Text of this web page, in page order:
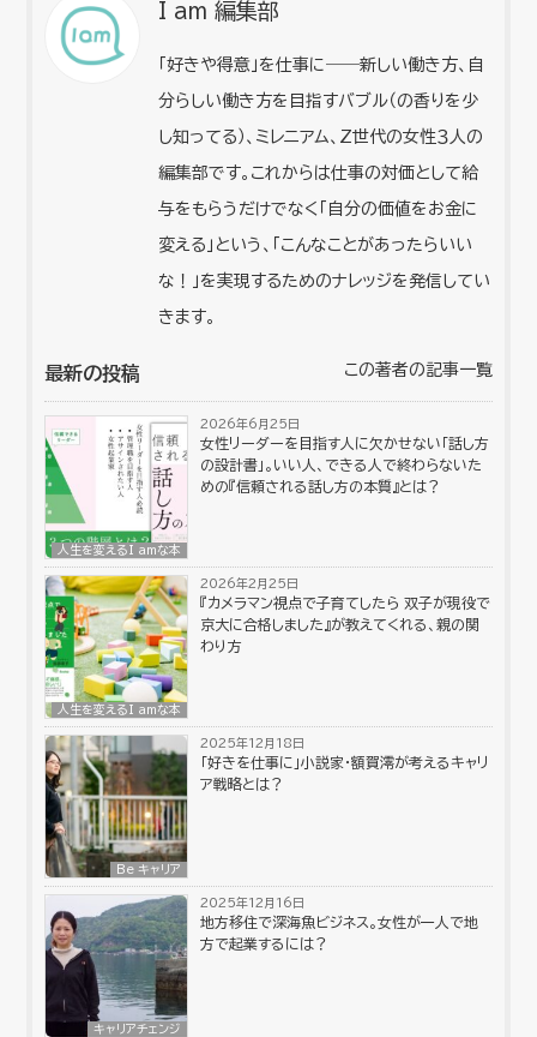
I am 編集部
「好きや得意」を仕事に――新しい働き方、自
分らしい働き方を目指すバブル（の香りを少
し知ってる）、ミレニアム、Z世代の女性３人の
編集部です。これからは仕事の対価として給
与をもらうだけでなく「自分の価値をお金に
変える」という、「こんなことがあったらいい
な！」を実現するためのナレッジを発信してい
きます。
最新の投稿 この著者の記事一覧
人生を変えるI amな本
2026年6月25日
女性リーダーを目指す人に欠かせない「話し方
の設計書」。いい人、できる人で終わらないた
めの『信頼される話し方の本質』とは？
人生を変えるI amな本
2026年2月25日
『カメラマン視点で子育てしたら 双子が現役で
京大に合格しました』が教えてくれる、親の関
わり方
Be キャリア
2025年12月18日
「好きを仕事に」小説家・額賀澪が考えるキャリ
ア戦略とは？
キャリアチェンジ
2025年12月16日
地方移住で深海魚ビジネス。女性が一人で地
方で起業するには？